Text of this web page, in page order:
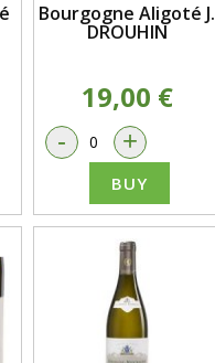
Bourgogne Aligoté J.
DROUHIN
19,00 €
- +
BUY